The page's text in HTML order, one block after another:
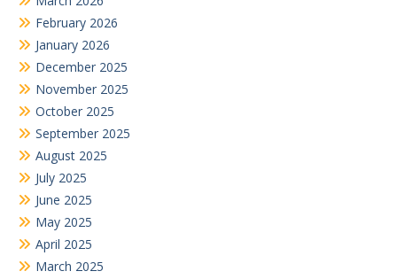
February 2026
January 2026
December 2025
November 2025
October 2025
September 2025
August 2025
July 2025
June 2025
May 2025
April 2025
March 2025